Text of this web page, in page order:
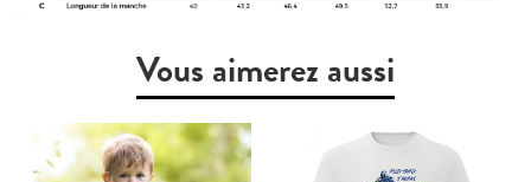
Vous aimerez aussi